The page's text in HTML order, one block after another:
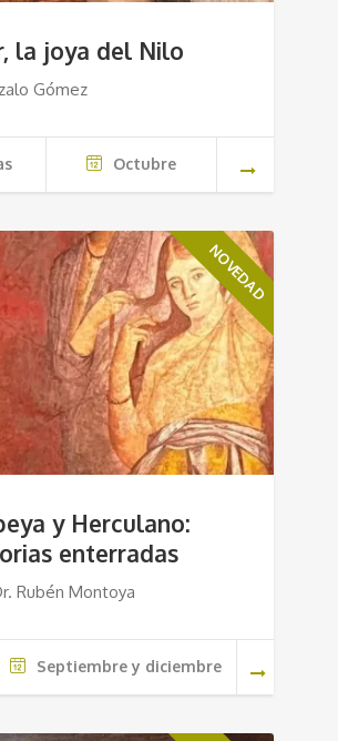
la joya del Nilo
Gómez
Octubre
NOVEDAD
y Herculano:
enterradas
Rubén Montoya
Septiembre y diciembre